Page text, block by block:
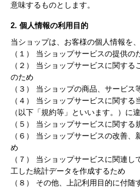
意味するものとします。
2. 個人情報の利用目的
当ショップは、お客様の個人情報を
（１） 当ショップサービスの提供の
（２） 当ショップサービスに関す
のため
（３） 当ショップの商品、サービス
（４） 当ショップサービスに関す
（以下「規約等」といいます。）に
（５） 当ショップサービスに関す
（６） 当ショップサービスの改善
め
（７） 当ショップサービスに関連
工した統計データを作成するため
（８） その他、上記利用目的に付随